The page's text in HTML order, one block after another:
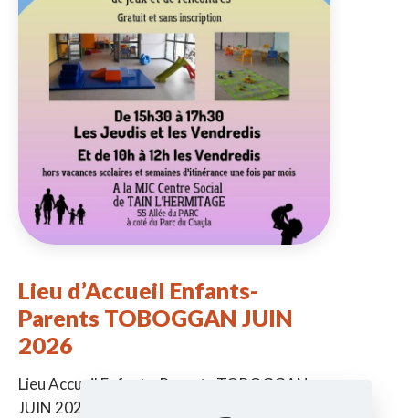
Lieu d’Accueil Enfants-
Parents TOBOGGAN JUIN
2026
Lieu Accueil Enfants-Parents TOBOGGAN
JUIN 2026 -> De la naissance à 6 ans ->